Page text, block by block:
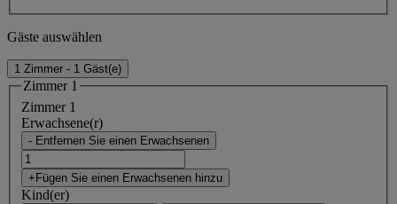
Gäste auswählen
1 Zimmer - 1 Gäst(e)
Zimmer 1
Zimmer 1
Erwachsene(r)
- Entfernen Sie einen Erwachsenen
+Fügen Sie einen Erwachsenen hinzu
Kind(er)